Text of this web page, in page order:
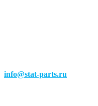
info@stat-parts.ru